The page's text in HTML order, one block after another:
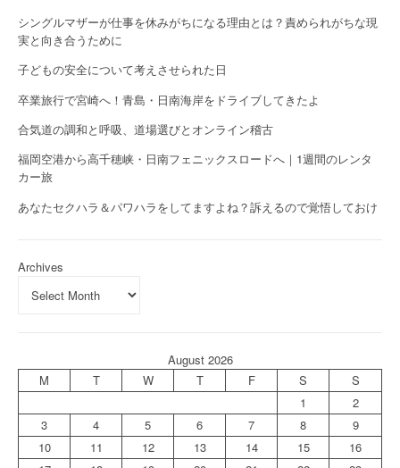
シングルマザーが仕事を休みがちになる理由とは？責められがちな現
実と向き合うために
子どもの安全について考えさせられた日
卒業旅行で宮崎へ！青島・日南海岸をドライブしてきたよ
合気道の調和と呼吸、道場選びとオンライン稽古
福岡空港から高千穂峡・日南フェニックスロードへ｜1週間のレンタ
カー旅
あなたセクハラ＆パワハラをしてますよね？訴えるので覚悟しておけ
Archives
August 2026
M
T W T F S
S
1
2
3
4 5 6 7 8
9
10
11 12 13 14 15
16